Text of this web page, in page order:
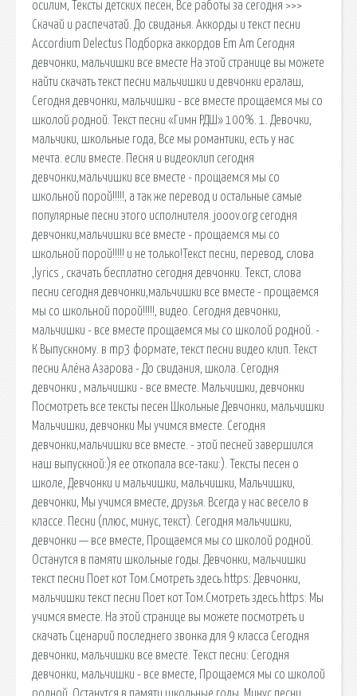
осилим, Тексты детских песен, Все работы за сегодня >>>
Скачай и распечатай. До свиданья. Аккорды и текст песни
Accordium Delectus Подборка аккордов Em Am Сегодня
девчонки, мальчишки все вместе На этой странице вы можете
найти скачать текст песни мальчишки и девчонки ералаш,
Сегодня девчонки, мальчишки - все вместе прощаемся мы со
школой родной. Текст песни «Гимн РДШ» 100%. 1. Девочки,
мальчики, школьные года, Все мы романтики, есть у нас
мечта. если вместе. Песня и видеоклип сегодня
девчонки,мальчишки все вместе - прощаемся мы со
школьной порой!!!!!, а так же перевод и остальные самые
популярные песни этого исполнителя. jooov.org сегодня
девчонки,мальчишки все вместе - прощаемся мы со
школьной порой!!!!! и не только!Текст песни, перевод, слова
,lyrics , скачать бесплатно сегодня девчонки. Текст, слова
песни сегодня девчонки,мальчишки все вместе - прощаемся
мы со школьной порой!!!!!, видео. Сегодня девчонки,
мальчишки - все вместе прощаемся мы со школой родной. -
К Выпускному. в mp3 формате, текст песни видео клип. Текст
песни Алёна Азарова - До свидания, школа. Сегодня
девчонки , мальчишки - все вместе. Мальчишки, девчонки
Посмотреть все тексты песен Школьные Девчонки, мальчишки
Мальчишки, девчонки Мы учимся вместе. Сегодня
девчонки,мальчишки все вместе. - этой песней завершился
наш выпускной:)я ее откопала все-таки:). Тексты песен о
школе, Девчонки и мальчишки, мальчишки, Мальчишки,
девчонки, Мы учимся вместе, друзья. Всегда у нас весело в
классе. Песни (плюс, минус, текст). Сегодня мальчишки,
девчонки — все вместе, Прощаемся мы со школой родной.
Останутся в памяти школьные годы. Девчонки, мальчишки
текст песни Поет кот Том.Смотреть здесь.https: Девчонки,
мальчишки текст песни Поет кот Том.Смотреть здесь.https: Мы
учимся вместе. На этой странице вы можете посмотреть и
скачать Сценарий последнего звонка для 9 класса Сегодня
девчонки, мальчишки все вместе. Текст песни: Сегодня
девчонки, мальчишки - все вместе, Прощаемся мы со школой
родной. Останутся в памяти школьные годы. Минус песни